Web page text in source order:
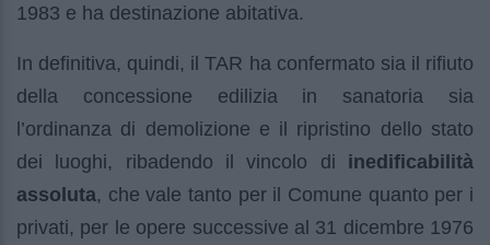
1983 e ha destinazione abitativa.
In definitiva, quindi, il TAR ha confermato sia il rifiuto
della concessione edilizia in sanatoria sia
l’ordinanza di demolizione e il ripristino dello stato
dei luoghi, ribadendo il vincolo di inedificabilità
assoluta, che vale tanto per il Comune quanto per i
privati, per le opere successive al 31 dicembre 1976